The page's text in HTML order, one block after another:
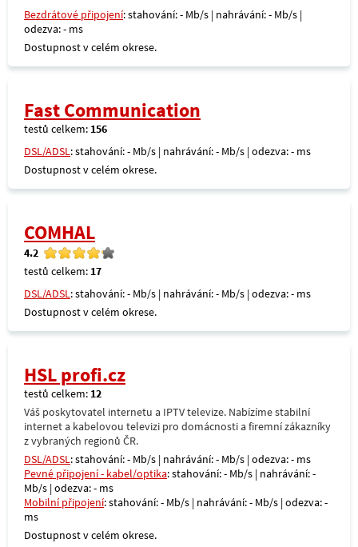
Bezdrátové připojení: stahování: - Mb/s | nahrávání: - Mb/s |
odezva: - ms
Dostupnost v celém okrese.
Fast Communication
testů celkem: 156
DSL/ADSL: stahování: - Mb/s | nahrávání: - Mb/s | odezva: - ms
Dostupnost v celém okrese.
COMHAL
4.2
testů celkem: 17
DSL/ADSL: stahování: - Mb/s | nahrávání: - Mb/s | odezva: - ms
Dostupnost v celém okrese.
HSL profi.cz
testů celkem: 12
Váš poskytovatel internetu a IPTV televize. Nabízíme stabilní
internet a kabelovou televizi pro domácnosti a firemní zákazníky
z vybraných regionů ČR.
DSL/ADSL: stahování: - Mb/s | nahrávání: - Mb/s | odezva: - ms
Pevné připojení - kabel/optika: stahování: - Mb/s | nahrávání: -
Mb/s | odezva: - ms
Mobilní připojení: stahování: - Mb/s | nahrávání: - Mb/s | odezva: -
ms
Dostupnost v celém okrese.